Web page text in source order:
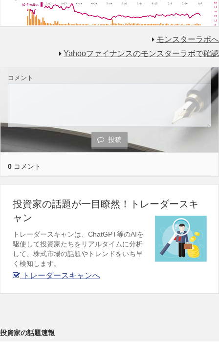
モンスターラボへ
Yahooファイナンスのモンスターラボで確認
コメント
投稿
0 コメント
投資家の話題が一目瞭然！トレーダースキ
ャン
トレーダースキャンは、ChatGPT等のAIを
駆使して投資家たちをリアルタイムに分析
して、株式市場の話題やトレンドをいち早
く検知します。
トレーダースキャンへ
投資家の話題速報